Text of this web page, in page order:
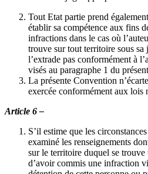
Tout Etat partie prend
établir sa compétence aux fins
infractions dans le cas où
trouve sur tout territoire sous
l’extrade pas conformément à
visés au paragraphe 1 du
La présente Convention
exercée conformément aux lois
Article 6 –
S’il estime que les
examiné les renseignements
sur le territoire duquel se trouve
d’avoir commis une infraction